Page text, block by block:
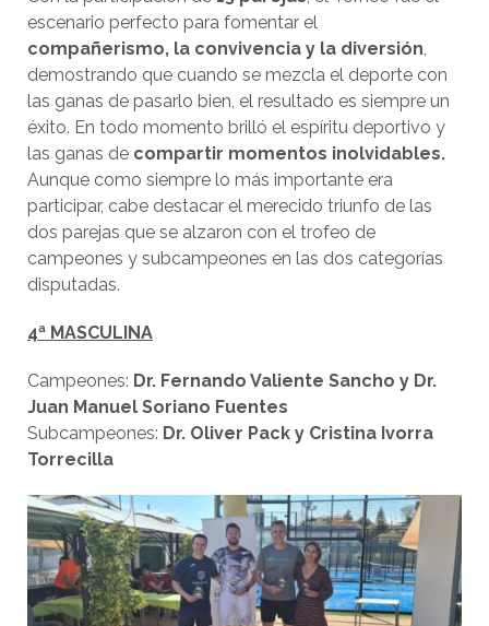
escenario perfecto para fomentar el
compañerismo, la convivencia y la diversión,
demostrando que cuando se mezcla el deporte con
las ganas de pasarlo bien, el resultado es siempre un
éxito. En todo momento brilló el espíritu deportivo y
las ganas de compartir momentos inolvidables.
Aunque como siempre lo más importante era
participar, cabe destacar el merecido triunfo de las
dos parejas que se alzaron con el trofeo de
campeones y subcampeones en las dos categorías
disputadas.
4ª MASCULINA
Campeones: Dr. Fernando Valiente Sancho y Dr.
Juan Manuel Soriano Fuentes
Subcampeones: Dr. Oliver Pack y Cristina Ivorra
Torrecilla